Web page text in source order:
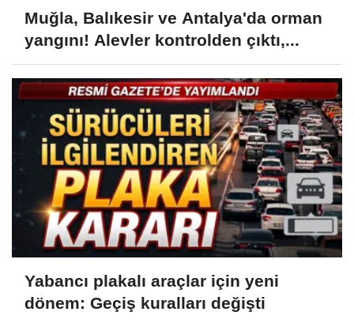
Muğla, Balıkesir ve Antalya'da orman
yangını! Alevler kontrolden çıktı,...
Yabancı plakalı araçlar için yeni
dönem: Geçiş kuralları değişti